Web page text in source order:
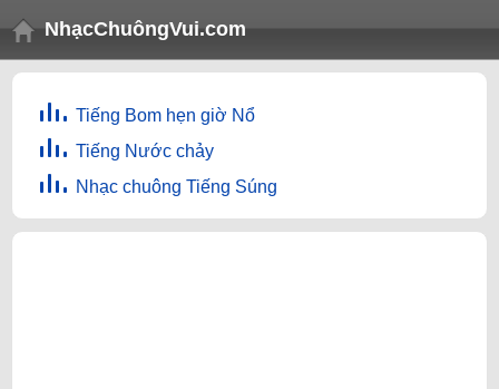
NhạcChuôngVui.com
Tiếng Bom hẹn giờ Nổ
Tiếng Nước chảy
Nhạc chuông Tiếng Súng